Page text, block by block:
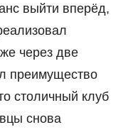
выйти вперёд,
через две
преимущество
столичный клуб
снова